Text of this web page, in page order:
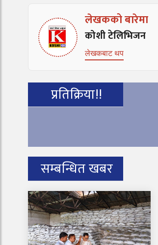
लेखकको बारेमा
कोशी टेलिभिजन
लेखकबाट थप
प्रतिक्रिया!!
सम्बन्धित खबर